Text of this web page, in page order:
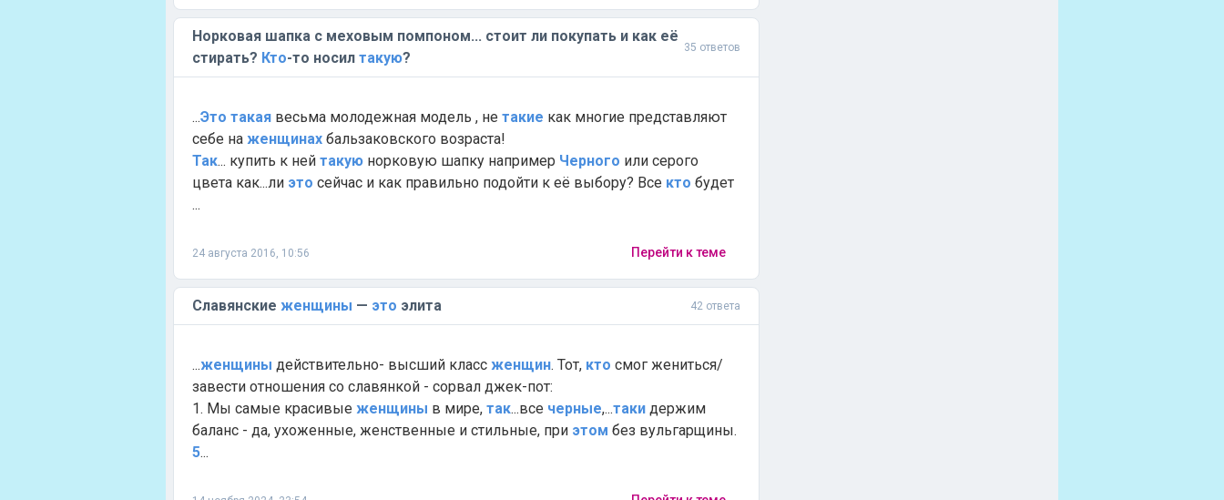
Норковая шапка с меховым помпоном... стоит ли покупать и как её
стирать? Кто-то носил такую?
35 ответов
...Это такая весьма молодежная модель , не такие как многие представляют
себе на женщинах бальзаковского возраста!
Так... купить к ней такую норковую шапку например Черного или серого
цвета как...ли это сейчас и как правильно подойти к её выбору? Все кто будет
...
24 августа 2016, 10:56 Перейти к теме
Славянские женщины — это элита 42 ответа
...женщины действительно- высший класс женщин. Тот, кто смог жениться/
завести отношения со славянкой - сорвал джек-пот:
1. Мы самые красивые женщины в мире, так...все черные,...таки держим
баланс - да, ухоженные, женственные и стильные, при этом без вульгарщины.
5...